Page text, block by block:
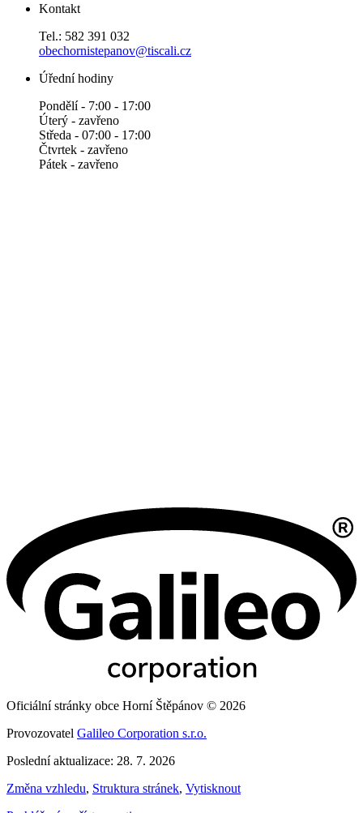
Kontakt
Tel.: 582 391 032
obechornistepanov@tiscali.cz
Úřední hodiny
Pondělí - 7:00 - 17:00
Úterý - zavřeno
Středa - 07:00 - 17:00
Čtvrtek - zavřeno
Pátek - zavřeno
Oficiální stránky obce Horní Štěpánov © 2026
Provozovatel Galileo Corporation s.r.o.
Poslední aktualizace: 28. 7. 2026
Změna vzhledu, Struktura stránek, Vytisknout